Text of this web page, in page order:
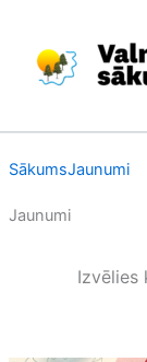
content
SākumsJaunumi
Jaunumi
Izvēlies